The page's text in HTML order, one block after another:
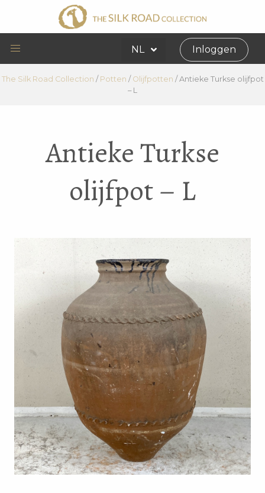
NL Inloggen
The Silk Road Collection / Potten / Olijfpotten / Antieke Turkse olijfpot
– L
Antieke Turkse
olijfpot – L